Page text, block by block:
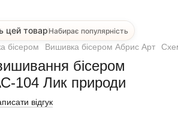
цей товарНабирає популярність
бісером Вишивка бісером Абрис Арт
бісером
104 Лик природи
відгук